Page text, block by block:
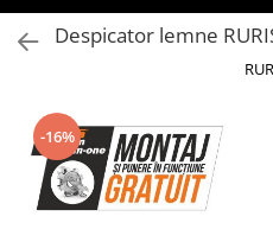
Accesorii masina tuns gazon
Masini de tuns iarba
Trimmere & motocoase electrice
Motofierastraie
Accesorii motoferastrau
Despicator lemne
-16%